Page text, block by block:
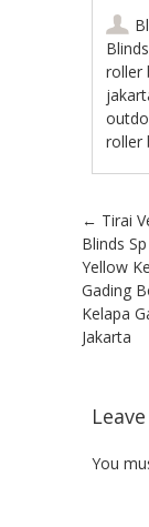
Blinds
roller
roller
Post
← Tirai
Blinds
Yellow
Gading
Kelapa
Jakarta
You